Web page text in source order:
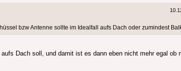
bzw Antenne sollte im Idealfall aufs Dach oder zumindest
Dach soll, und damit ist es dann eben nicht mehr egal ob